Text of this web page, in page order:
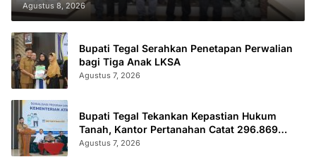
Agustus 8, 2026
Bupati Tegal Serahkan Penetapan Perwalian
bagi Tiga Anak LKSA
Agustus 7, 2026
Bupati Tegal Tekankan Kepastian Hukum
Tanah, Kantor Pertanahan Catat 296.869
Sertifikat Terbit
Agustus 7, 2026